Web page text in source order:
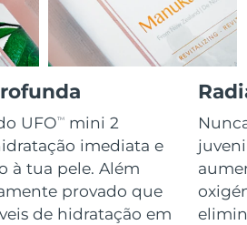
UFOTM
mini 2
imediata e
à tua pele. Além
provado que
de hidratação em
pore care essentials
hair
Whitening Gel
Homens
Entrega prevista 8/15/26
8/11/26
Entrega prevista 8/14/26
Entrega prevista 8/16/26
Entrega prevista 8/13/26